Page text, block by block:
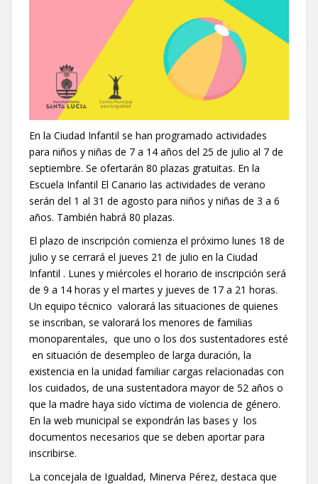
En la Ciudad Infantil se han programado actividades
para niños y niñas de 7 a 14 años del 25 de julio al 7 de
septiembre. Se ofertarán 80 plazas gratuitas. En la
Escuela Infantil El Canario las actividades de verano
serán del 1 al 31 de agosto para niños y niñas de 3 a 6
años. También habrá 80 plazas.
El plazo de inscripción comienza el próximo lunes 18 de
julio y se cerrará el jueves 21 de julio en la Ciudad
Infantil . Lunes y miércoles el horario de inscripción será
de 9 a 14 horas y el martes y jueves de 17 a 21 horas.
Un equipo técnico valorará las situaciones de quienes
se inscriban, se valorará los menores de familias
monoparentales, que uno o los dos sustentadores esté
en situación de desempleo de larga duración, la
existencia en la unidad familiar cargas relacionadas con
los cuidados, de una sustentadora mayor de 52 años o
que la madre haya sido víctima de violencia de género.
En la web municipal se expondrán las bases y los
documentos necesarios que se deben aportar para
inscribirse.
La concejala de Igualdad, Minerva Pérez, destaca que